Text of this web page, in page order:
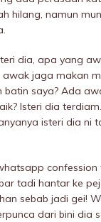
hilang, namun
dia, apa yang
jaga makan
batin saya? Ada
Isteri dia
isteri dia ni
confession
tadi hantar ke
sebab jadi gei!
dari bini dia